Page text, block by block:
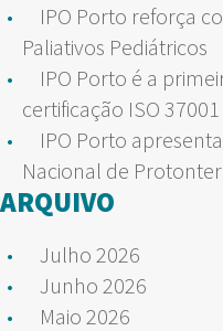
IPO Porto reforça
Paliativos Pediátricos
IPO Porto é a
certificação ISO 37001
IPO Porto
Nacional de
ARQUIVO
Julho 2026
Junho 2026
Maio 2026